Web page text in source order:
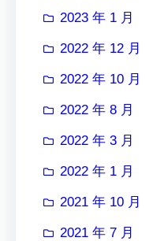
2023 年 1 月
2022 年 12 月
2022 年 10 月
2022 年 8 月
2022 年 3 月
2022 年 1 月
2021 年 10 月
2021 年 7 月